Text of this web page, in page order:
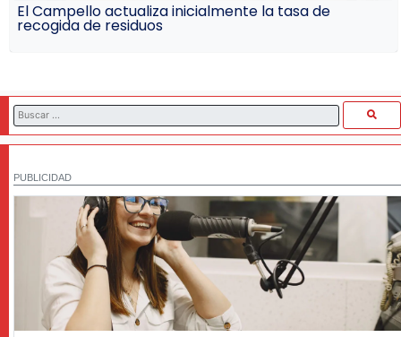
El Campello actualiza inicialmente la tasa de
recogida de residuos
PUBLICIDAD